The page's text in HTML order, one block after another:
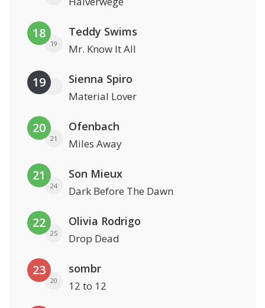
18
19
Teddy Swims
Mr. Know It All
19 Sienna Spiro
Material Lover
20
21
Ofenbach
Miles Away
21
24
Son Mieux
Dark Before The Dawn
22
25
Olivia Rodrigo
Drop Dead
23
20
sombr
12 to 12